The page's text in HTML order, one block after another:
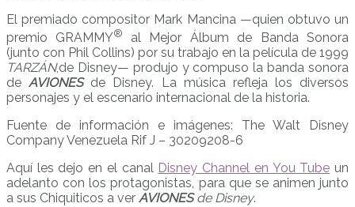
El premiado compositor Mark Mancina —quien obtuvo un
premio GRAMMY® al Mejor Álbum de Banda Sonora
(junto con Phil Collins) por su trabajo en la película de 1999
TARZÁN,de Disney— produjo y compuso la banda sonora
deAVIONESde Disney. La música refleja los diversos
personajes y el escenario internacional de la historia.
Fuente de información e imágenes: The Walt Disney
Company Venezuela Rif J – 30209208-6
Aquí les dejo en el canal Disney Channel en You Tube un
adelanto con los protagonistas, para que se animen junto
a sus Chiquiticos a ver AVIONESde Disney.